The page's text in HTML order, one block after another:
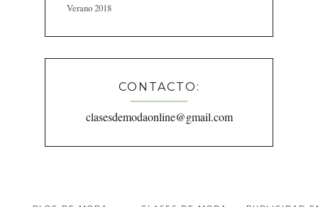
Verano 2018
CONTACTO:
clasesdemodaonline@gmail.com